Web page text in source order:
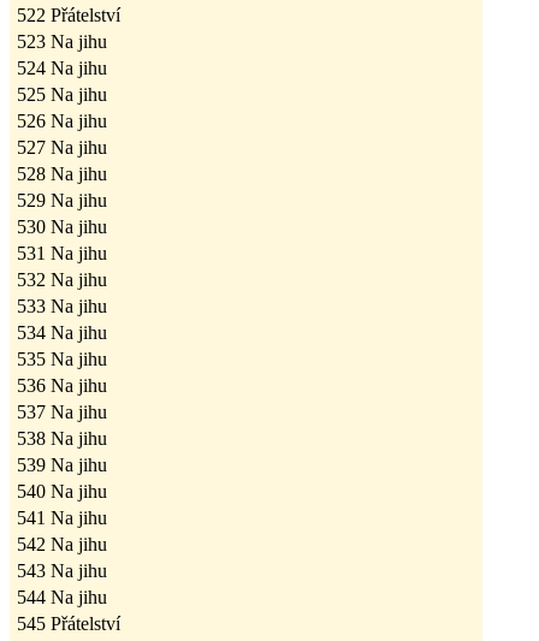
522 Přátelství
523 Na jihu
524 Na jihu
525 Na jihu
526 Na jihu
527 Na jihu
528 Na jihu
529 Na jihu
530 Na jihu
531 Na jihu
532 Na jihu
533 Na jihu
534 Na jihu
535 Na jihu
536 Na jihu
537 Na jihu
538 Na jihu
539 Na jihu
540 Na jihu
541 Na jihu
542 Na jihu
543 Na jihu
544 Na jihu
545 Přátelství